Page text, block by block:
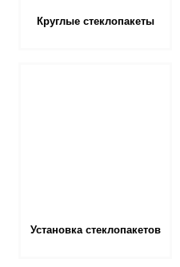
Круглые стеклопакеты
Установка стеклопакетов